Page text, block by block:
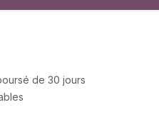
de 30 jours